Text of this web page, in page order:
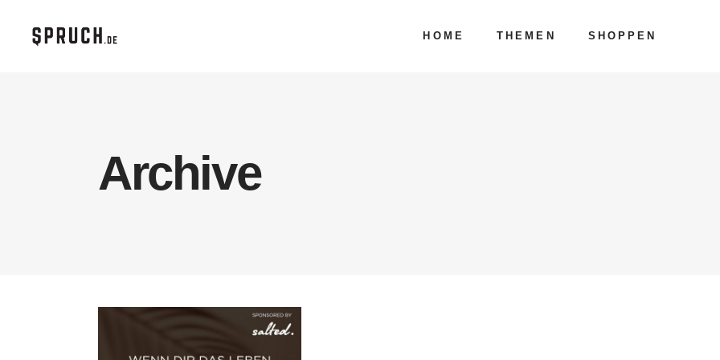
HOME THEMEN SHOPPEN
Archive